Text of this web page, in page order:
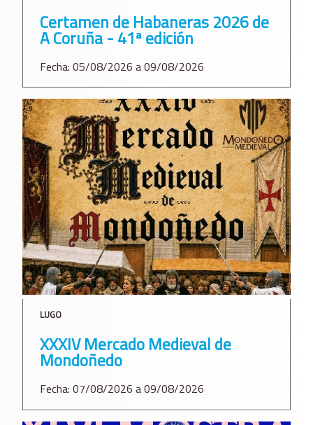
Certamen de Habaneras 2026 de
A Coruña - 41ª edición
Fecha: 05/08/2026 a 09/08/2026
LUGO
XXXIV Mercado Medieval de
Mondoñedo
Fecha: 07/08/2026 a 09/08/2026